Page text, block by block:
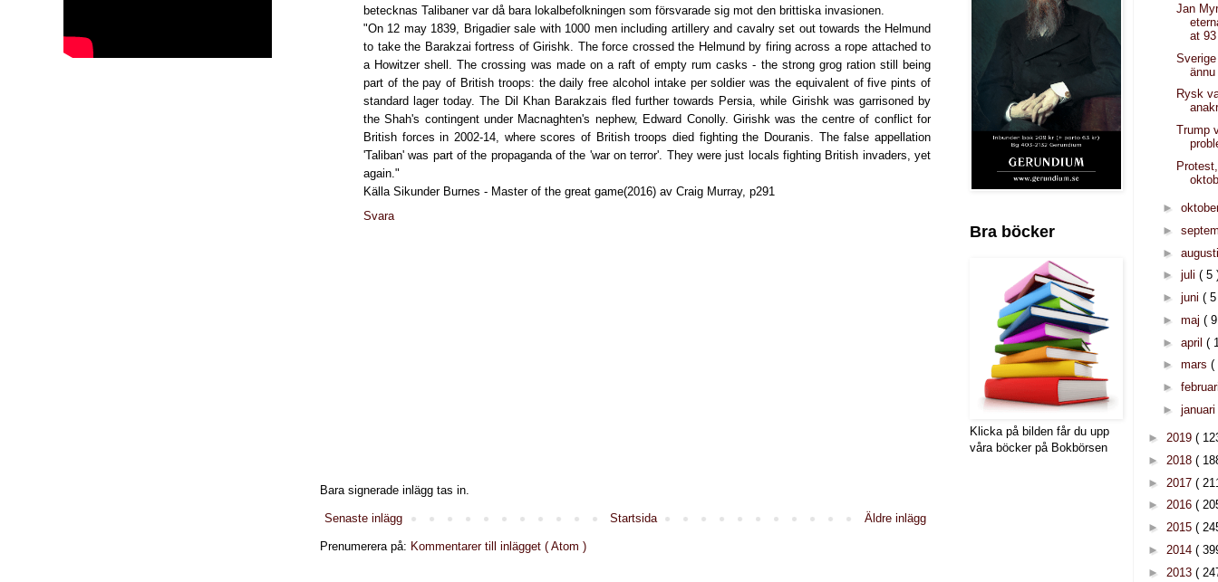
betecknas Talibaner var då bara lokalbefolkningen som försvarade sig mot den brittiska invasionen.
"On 12 may 1839, Brigadier sale with 1000 men including artillery and cavalry set out towards the Helmund
to take the Barakzai fortress of Girishk. The force crossed the Helmund by firing across a rope attached to
a Howitzer shell. The crossing was made on a raft of empty rum casks - the strong grog ration still being
part of the pay of British troops: the daily free alcohol intake per soldier was the equivalent of five pints of
standard lager today. The Dil Khan Barakzais fled further towards Persia, while Girishk was garrisoned by
the Shah's contingent under Macnaghten's nephew, Edward Conolly. Girishk was the centre of conflict for
British forces in 2002-14, where scores of British troops died fighting the Douranis. The false appellation
'Taliban' was part of the propaganda of the 'war on terror'. They were just locals fighting British invaders, yet
again."
Källa Sikunder Burnes - Master of the great game(2016) av Craig Murray, p291
Svara
Bara signerade inlägg tas in.
Senaste inlägg Äldre inlägg
Startsida
Prenumerera på: Kommentarer till inlägget ( Atom )
Bra böcker
Klicka på bilden får du upp
våra böcker på Bokbörsen
Jan
at 93
ännu
Rysk
Trump
►
►
►
► juli ( 5
► juni (
► maj (
► april (
► mars (
►
► januari
► 2019 (
► 2018 (
► 2017 (
► 2016 (
► 2015 (
► 2014 (
► 2013 (